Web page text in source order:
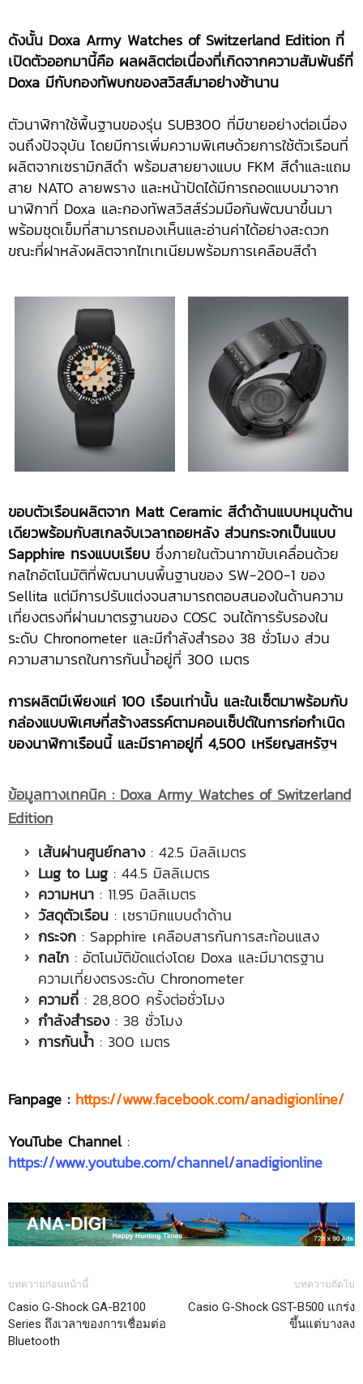
ดังนั้น Doxa Army Watches of Switzerland Edition ที่
เปิดตัวออกมานี้คือ ผลผลิตต่อเนื่องที่เกิดจากความสัมพันธ์ที่
Doxa มีกับกองทัพบกของสวิสส์มาอย่างช้านาน
ตัวนาฬิกาใช้พื้นฐานของรุ่น SUB300 ที่มีขายอย่างต่อเนื่อง
จนถึงปัจจุบัน โดยมีการเพิ่มความพิเศษด้วยการใช้ตัวเรือนที่
ผลิตจากเซรามิกสีดำ พร้อมสายยางแบบ FKM สีดำและแถม
สาย NATO ลายพราง และหน้าปัดได้มีการถอดแบบมาจาก
นาฬิกาที่ Doxa และกองทัพสวิสส์ร่วมมือกันพัฒนาขึ้นมา
พร้อมชุดเข็มที่สามารถมองเห็นและอ่านค่าได้อย่างสะดวก
ขณะที่ฝาหลังผลิตจากไทเทเนียมพร้อมการเคลือบสีดำ
ขอบตัวเรือนผลิตจาก Matt Ceramic สีดำด้านแบบหมุนด้าน
เดียวพร้อมกับสเกลจับเวลาถอยหลัง ส่วนกระจกเป็นแบบ
Sapphire ทรงแบบเรียบ ซึ่งภายในตัวนากาขับเคลื่อนด้วย
กลไกอัตโนมัติที่พัฒนาบนพื้นฐานของ SW-200-1 ของ
Sellita แต่มีการปรับแต่งจนสามารถตอบสนองในด้านความ
เที่ยงตรงที่ผ่านมาตรฐานของ COSC จนได้การรับรองใน
ระดับ Chronometer และมีกำลังสำรอง 38 ชั่วโมง ส่วน
ความสามารถในการกันน้ำอยู่ที่ 300 เมตร
การผลิตมีเพียงแค่ 100 เรือนเท่านั้น และในเซ็ตมาพร้อมกับ
กล่องแบบพิเศษที่สร้างสรรค์ตามคอนเซ็ปต์ในการก่อกำเนิด
ของนาฬิกาเรือนนี้ และมีราคาอยู่ที่ 4,500 เหรียญสหรัฐฯ
ข้อมูลทางเทคนิค : Doxa Army Watches of Switzerland
Edition
เส้นผ่านศูนย์กลาง: 42.5 มิลลิเมตร
Lug to Lug : 44.5 มิลลิเมตร
ความหนา : 11.95 มิลลิเมตร
วัสดุตัวเรือน : เซรามิกแบบดำด้าน
กระจก : Sapphire เคลือบสารกันการสะท้อนแสง
กลไก : อัตโนมัติขัดแต่งโดย Doxa และมีมาตรฐาน
ความเที่ยงตรงระดับ Chronometer
ความถี่ : 28,800 ครั้งต่อชั่วโมง
กำลังสำรอง: 38 ชั่วโมง
การกันน้ำ : 300 เมตร
Fanpage : https://www.facebook.com/anadigionline/
YouTube Channel :
https://www.youtube.com/channel/anadigionline
บทความก่อนหน้านี้
Casio G-Shock GA-B2100
Series ถึงเวลาของการเชื่อมต่อ
Bluetooth
บทความถัดไป
Casio G-Shock GST-B500 แกร่ง
ขึ้นแต่บางลง